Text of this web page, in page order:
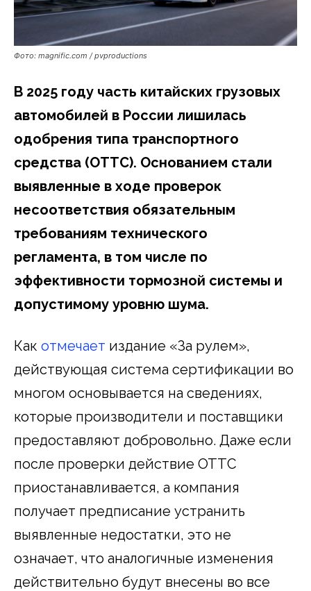
Фото: magnific.com / pvproductions
В 2025 году часть китайских грузовых
автомобилей в России лишилась
одобрения типа транспортного
средства (ОТТС). Основанием стали
выявленные в ходе проверок
несоответствия обязательным
требованиям технического
регламента, в том числе по
эффективности тормозной системы и
допустимому уровню шума.
Как отмечает издание «За рулем»,
действующая система сертификации во
многом основывается на сведениях,
которые производители и поставщики
предоставляют добровольно. Даже если
после проверки действие ОТТС
приостанавливается, а компания
получает предписание устранить
выявленные недостатки, это не
означает, что аналогичные изменения
действительно будут внесены во все